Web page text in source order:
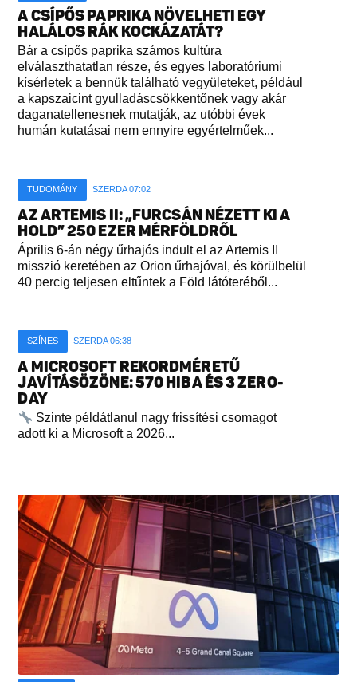
A CSÍPŐS PAPRIKA NÖVELHETI EGY
HALÁLOS RÁK KOCKÁZATÁT?
Bár a csípős paprika számos kultúra
elválaszthatatlan része, és egyes laboratóriumi
kísérletek a bennük található vegyületeket, például
a kapszaicint gyulladáscsökkentőnek vagy akár
daganatellenesnek mutatják, az utóbbi évek
humán kutatásai nem ennyire egyértelműek...
TUDOMÁNY SZERDA 07:02
AZ ARTEMIS II: „FURCSÁN NÉZETT KI A
HOLD” 250 EZER MÉRFÖLDRŐL
Április 6-án négy űrhajós indult el az Artemis II
misszió keretében az Orion űrhajóval, és körülbelül
40 percig teljesen eltűntek a Föld látóteréből...
SZÍNES SZERDA 06:38
A MICROSOFT REKORDMÉRETŰ
JAVÍTÁSÖZÖNE: 570 HIBA ÉS 3 ZERO-
DAY
Szinte példátlanul nagy frissítési csomagot
adott ki a Microsoft a 2026...